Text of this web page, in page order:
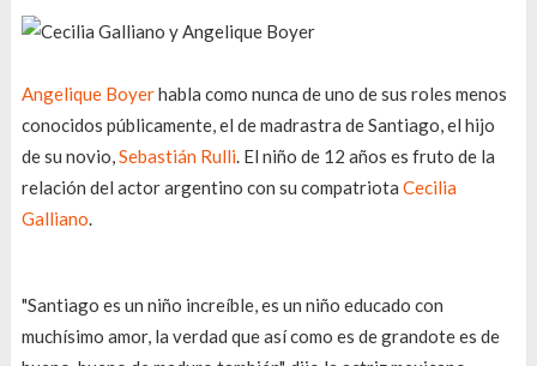
Angelique Boyerhabla como nunca de uno de sus roles menos
conocidos públicamente, el de madrastra de Santiago, el hijo
de su novio,Sebastián Rulli. El niño de 12 años es fruto de la
relación del actor argentino con su compatriota Cecilia
Galliano.
"Santiago es un niño increíble, es un niño educado con
muchísimo amor, la verdad que así como es de grandote es de